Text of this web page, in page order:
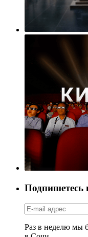
Подпишетесь
Раз в неделю мы